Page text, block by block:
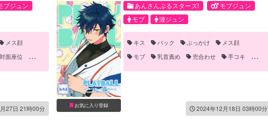
ブジュン
メス顔
対面座位
27日 21時00分 お気に入り登録
あんさんぶるスターズ!
モブジュン
モブ
漣ジュン
キス バック ぶっかけ
メス顔
モブ
乳首責め 兜合わせ
手コキ
手マン
2024年12月18日 03時00分